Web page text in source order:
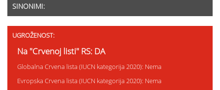
SINONIMI:
UGROŽENOST:
Na "Crvenoj listi" RS: DA
Globalna Crvena lista (IUCN kategorija 2020): Nema
Evropska Crvena lista (IUCN kategorija 2020): Nema